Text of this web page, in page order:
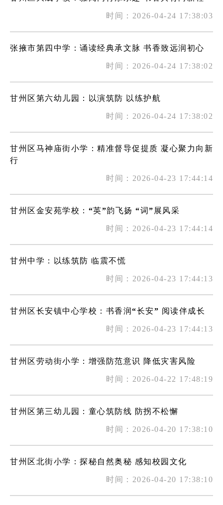
时间：2026-04-24 17:38:03
张掖市第四中学：诵读经典承文脉 书香致远润初心
时间：2026-04-24 17:38:02
甘州区第六幼儿园：以演筑防 以练护航
时间：2026-04-24 17:38:02
甘州区马神庙街小学：精准督导促提质 凝心聚力向新
行
时间：2026-04-23 17:44:14
甘州区金安苑学校：“英”韵飞扬 “词”展风采
时间：2026-04-23 17:44:14
甘州中学：以练筑防 临震不慌
时间：2026-04-23 17:44:13
甘州区长安镇中心学校：书香润“长安” 阅读伴成长
时间：2026-04-23 17:44:13
甘州区劳动街小学：增强防范意识 降低灾害风险
时间：2026-04-22 17:48:19
甘州区第三幼儿园：童心筑防线 防拐不松懈
时间：2026-04-20 17:38:10
甘州区北街小学：探秘自然奥秘 感知校园文化
时间：2026-04-20 17:38:10